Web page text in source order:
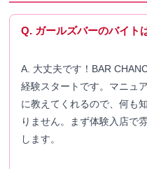
Q. ガールズバーのバイト
A. 大丈夫です！BAR
経験スタートです。マニュ
に教えてくれるので、何も
りません。まず体験入店で
します。